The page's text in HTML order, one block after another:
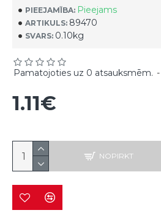
PIEEJAMĪBA: Pieejams
ARTIKULS: 89470
SVARS: 0.10kg
Pamatojoties uz 0 atsauksmēm. -
1.11€
NOPIRKT